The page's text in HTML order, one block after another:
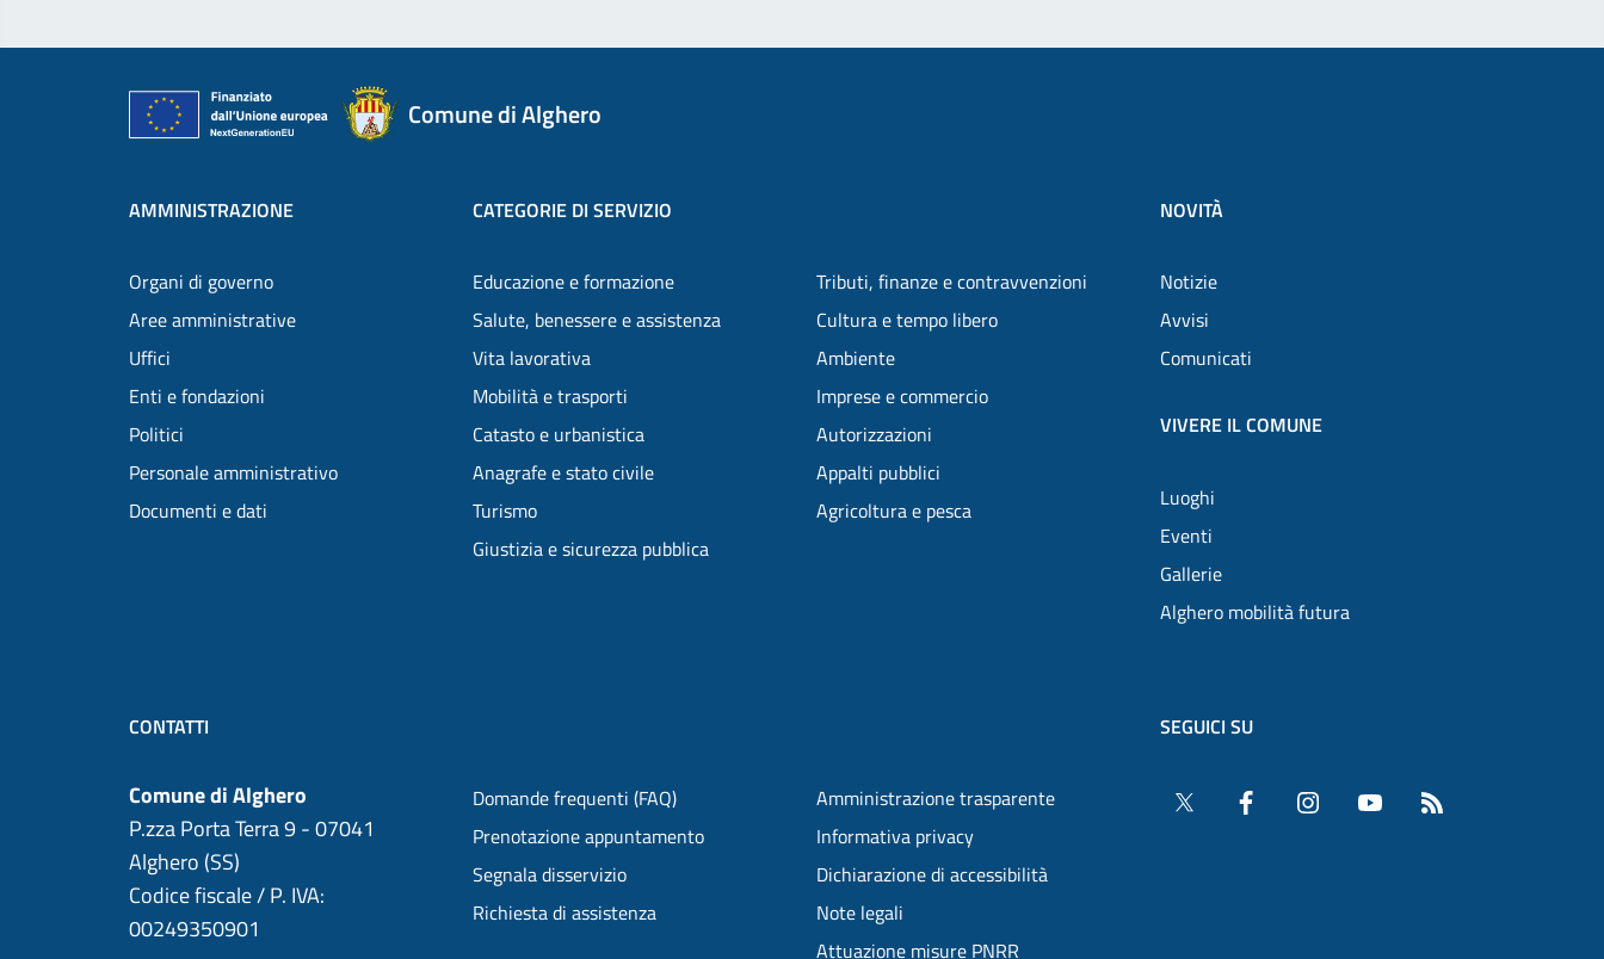
Comune di Alghero
AMMINISTRAZIONE
Organi di governo
Aree amministrative
Uffici
Enti e fondazioni
Politici
Personale amministrativo
Documenti e dati
CATEGORIE DI SERVIZIO
Educazione e formazione
Salute, benessere e assistenza
Vita lavorativa
Mobilità e trasporti
Catasto e urbanistica
Anagrafe e stato civile
Turismo
Giustizia e sicurezza pubblica
Tributi, finanze e contravvenzioni
Cultura e tempo libero
Ambiente
Imprese e commercio
Autorizzazioni
Appalti pubblici
Agricoltura e pesca
NOVITÀ
Notizie
Avvisi
Comunicati
VIVERE IL COMUNE
Luoghi
Eventi
Gallerie
Alghero mobilità futura
CONTATTI
Comune di Alghero
P.zza Porta Terra 9 - 07041
Alghero (SS)
Codice fiscale / P. IVA:
00249350901
Domande frequenti (FAQ)
Prenotazione appuntamento
Segnala disservizio
Richiesta di assistenza
Amministrazione trasparente
Informativa privacy
Dichiarazione di accessibilità
Note legali
Attuazione misure PNRR
SEGUICI SU
Twitter Facebook InstagramYouTube